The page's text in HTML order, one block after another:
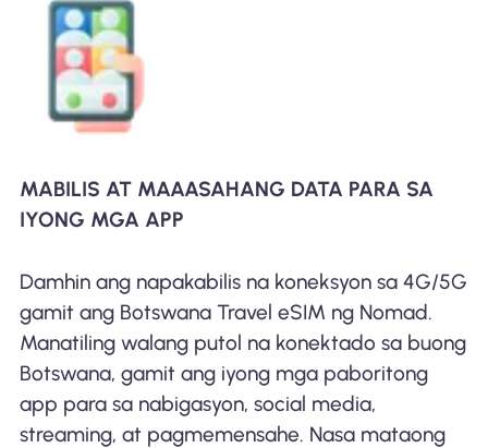
MABILIS AT MAAASAHANG DATA PARA SA
IYONG MGA APP
Damhin ang napakabilis na koneksyon sa 4G/5G
gamit ang Botswana Travel eSIM ng Nomad.
Manatiling walang putol na konektado sa buong
Botswana, gamit ang iyong mga paboritong
app para sa nabigasyon, social media,
streaming, at pagmemensahe. Nasa mataong